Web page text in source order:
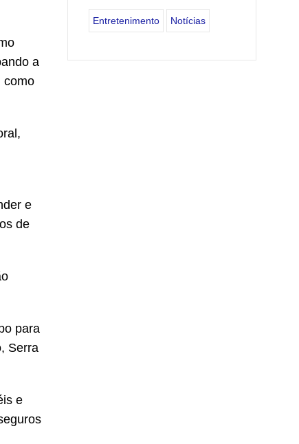
a
como
e
de
para
Serra
e
Entretenimento Notícias